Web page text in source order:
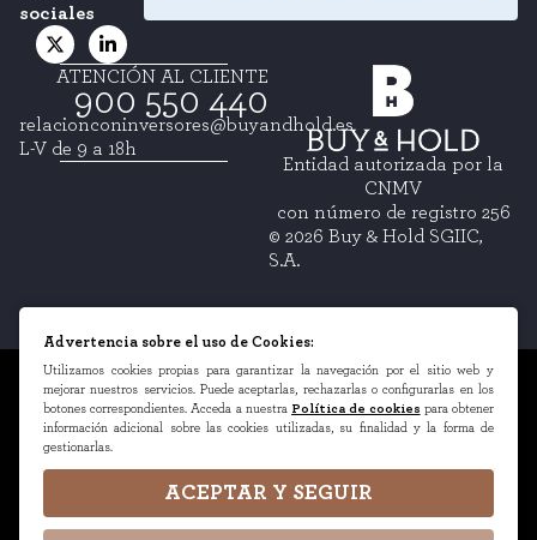
sociales
ATENCIÓN AL CLIENTE
900 550 440
relacionconinversores@buyandhold.es
L-V de 9 a 18h
Entidad autorizada por la
CNMV
con número de registro 256
© 2026 Buy & Hold SGIIC,
S.A.
Información legal
Política de Privacidad
Configuración de cookies
Atención al Cliente
Advertencia sobre el uso de Cookies:
Utilizamos cookies propias para garantizar la navegación por el sitio web y
mejorar nuestros servicios. Puede aceptarlas, rechazarlas o configurarlas en los
botones correspondientes. Acceda a nuestra Política de cookies para obtener
información adicional sobre las cookies utilizadas, su finalidad y la forma de
gestionarlas.
ACEPTAR Y SEGUIR